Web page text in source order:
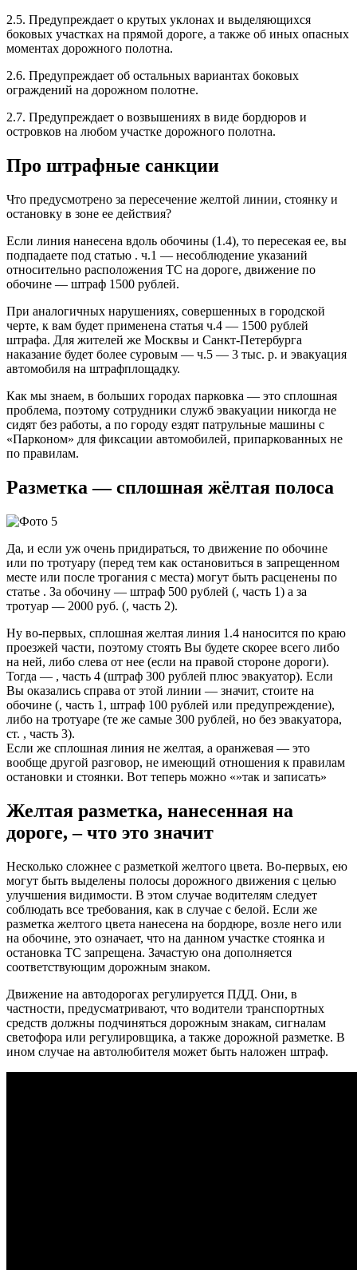
2.5. Предупреждает о крутых уклонах и выделяющихся
боковых участках на прямой дороге, а также об иных опасных
моментах дорожного полотна.
2.6. Предупреждает об остальных вариантах боковых
ограждений на дорожном полотне.
2.7. Предупреждает о возвышениях в виде бордюров и
островков на любом участке дорожного полотна.
Про штрафные санкции
Что предусмотрено за пересечение желтой линии, стоянку и
остановку в зоне ее действия?
Если линия нанесена вдоль обочины (1.4), то пересекая ее, вы
подпадаете под статью . ч.1 — несоблюдение указаний
относительно расположения ТС на дороге, движение по
обочине — штраф 1500 рублей.
При аналогичных нарушениях, совершенных в городской
черте, к вам будет применена статья ч.4 — 1500 рублей
штрафа. Для жителей же Москвы и Санкт-Петербурга
наказание будет более суровым — ч.5 — 3 тыс. р. и эвакуация
автомобиля на штрафплощадку.
Как мы знаем, в больших городах парковка — это сплошная
проблема, поэтому сотрудники служб эвакуации никогда не
сидят без работы, а по городу ездят патрульные машины с
«Парконом» для фиксации автомобилей, припаркованных не
по правилам.
Разметка — сплошная жёлтая полоса
Да, и если уж очень придираться, то движение по обочине
или по тротуару (перед тем как остановиться в запрещенном
месте или после трогания с места) могут быть расценены по
статье . За обочину — штраф 500 рублей (, часть 1) а за
тротуар — 2000 руб. (, часть 2).
Ну во-первых, сплошная желтая линия 1.4 наносится по краю
проезжей части, поэтому стоять Вы будете скорее всего либо
на ней, либо слева от нее (если на правой стороне дороги).
Тогда — , часть 4 (штраф 300 рублей плюс эвакуатор). Если
Вы оказались справа от этой линии — значит, стоите на
обочине (, часть 1, штраф 100 рублей или предупреждение),
либо на тротуаре (те же самые 300 рублей, но без эвакуатора,
ст. , часть 3).
Если же сплошная линия не желтая, а оранжевая — это
вообще другой разговор, не имеющий отношения к правилам
остановки и стоянки. Вот теперь можно «»так и записать»
Желтая разметка, нанесенная на
дороге, – что это значит
Несколько сложнее с разметкой желтого цвета. Во-первых, ею
могут быть выделены полосы дорожного движения с целью
улучшения видимости. В этом случае водителям следует
соблюдать все требования, как в случае с белой. Если же
разметка желтого цвета нанесена на бордюре, возле него или
на обочине, это означает, что на данном участке стоянка и
остановка ТС запрещена. Зачастую она дополняется
соответствующим дорожным знаком.
Движение на автодорогах регулируется ПДД. Они, в
частности, предусматривают, что водители транспортных
средств должны подчиняться дорожным знакам, сигналам
светофора или регулировщика, а также дорожной разметке. В
ином случае на автолюбителя может быть наложен штраф.